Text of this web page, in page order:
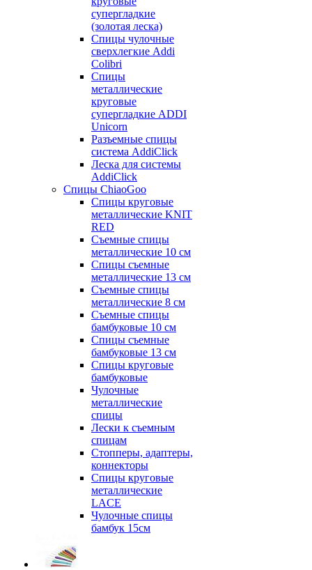
супергладкие
(золотая леска)
Спицы чулочные
сверхлегкие Addi
Colibri
Спицы
металлические
круговые
супергладкие ADDI
Unicorn
Разъемные спицы
система AddiClick
Леска для системы
AddiClick
Спицы ChiaoGoo
Спицы круговые
металлические KNIT
RED
Съемные спицы
металлические 10 см
Спицы съемные
металлические 13 см
Съемные спицы
металлические 8 см
Съемные спицы
бамбуковые 10 см
Спицы съемные
бамбуковые 13 см
Спицы круговые
бамбуковые
Чулочные
металлические
спицы
Лески к съемным
спицам
Стопперы, адаптеры,
коннекторы
Спицы круговые
металлические
LACE
Чулочные спицы
бамбук 15см